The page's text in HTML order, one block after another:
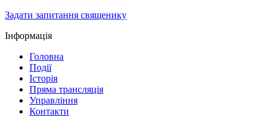
Задати запитання священику
Інформація
Головна
Події
Історія
Пряма трансляція
Управління
Контакти